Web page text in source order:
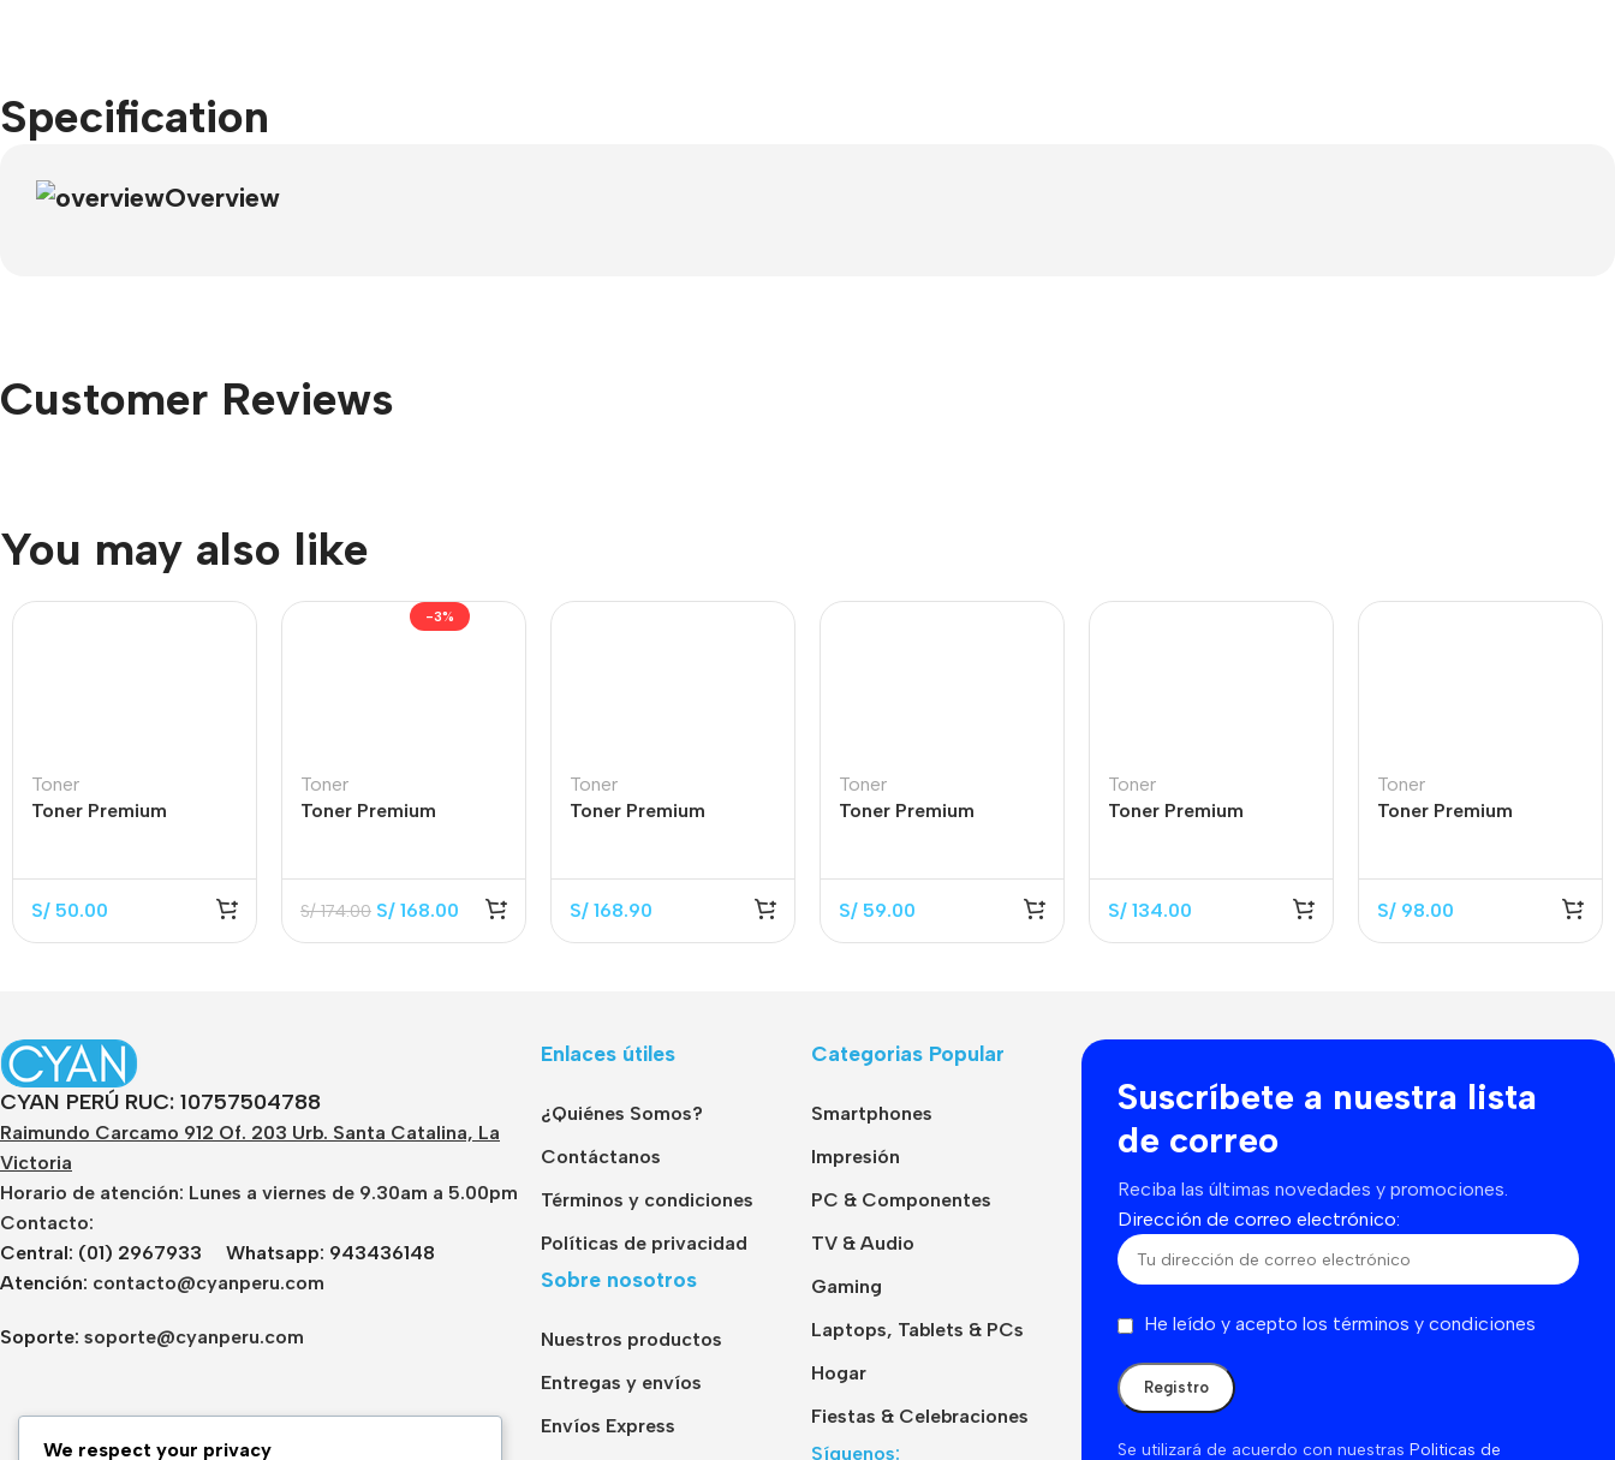
Specification
Overview
Customer Reviews
You may also like
Toner
Toner Premium
S/ 50.00
-3%
Toner
Toner Premium
S/174.00 S/ 168.00
Toner
Toner Premium
S/ 168.90
Toner
Toner Premium
S/ 59.00
Toner
Toner Premium
S/ 134.00
Toner
Toner Premium
S/ 98.00
CYAN PERÚ RUC: 10757504788
Raimundo Carcamo 912 Of. 203 Urb. Santa Catalina, La
Victoria
Horario de atención: Lunes a viernes de 9.30am a 5.00pm
Contacto:
Central: (01) 2967933 Whatsapp: 943436148
Atención: contacto@cyanperu.com
Soporte: soporte@cyanperu.com
Enlaces útiles
¿Quiénes Somos?
Contáctanos
Términos y condiciones
Políticas de privacidad
Sobre nosotros
Nuestros productos
Entregas y envíos
Envíos Express
Categorias Popular
Smartphones
Impresión
PC & Componentes
TV & Audio
Gaming
Laptops, Tablets & PCs
Hogar
Fiestas & Celebraciones
Síguenos:
Suscríbete a nuestra lista
de correo
Reciba las últimas novedades y promociones.
Dirección de correo electrónico:
He leído y acepto los términos y condiciones
Se utilizará de acuerdo con nuestrasPoliticas de
We respect your privacy